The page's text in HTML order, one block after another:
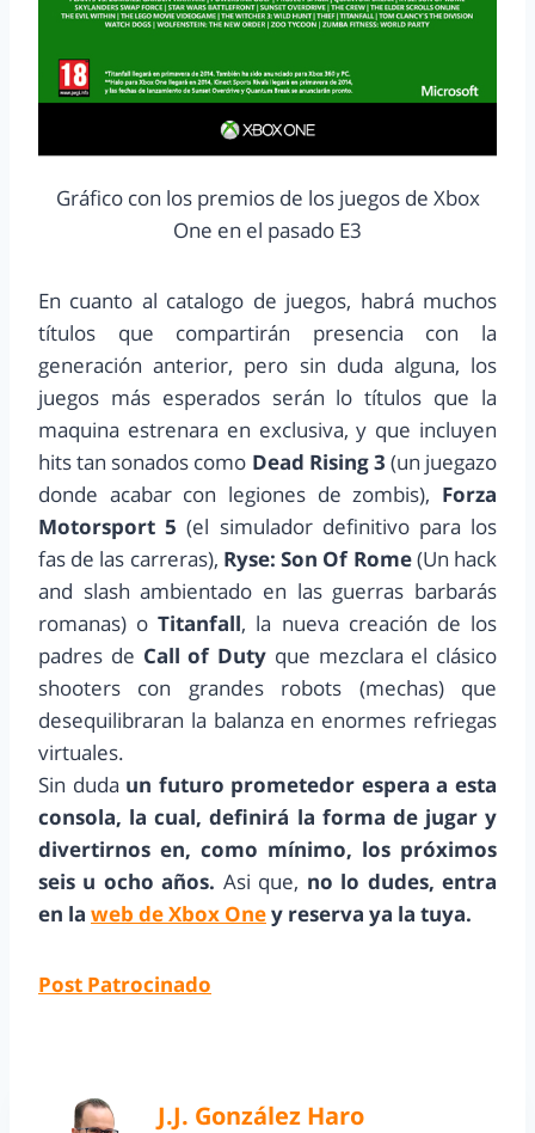
Gráfico con los premios de los juegos de Xbox
One en el pasado E3
En cuanto al catalogo de juegos, habrá muchos
títulos que compartirán presencia con la
generación anterior, pero sin duda alguna, los
juegos más esperados serán lo títulos que la
maquina estrenara en exclusiva, y que incluyen
hits tan sonados como Dead Rising 3 (un juegazo
donde acabar con legiones de zombis), Forza
Motorsport 5 (el simulador definitivo para los
fas de las carreras), Ryse: Son Of Rome(Un hack
and slash ambientado en las guerras barbarás
romanas) oTitanfall, la nueva creación de los
padres de Call of Duty que mezclara el clásico
shooters con grandes robots (mechas) que
desequilibraran la balanza en enormes refriegas
virtuales.
Sin duda un futuro prometedor espera a esta
consola, la cual, definirá la forma de jugar y
divertirnos en, como mínimo, los próximos
seis u ocho años. Asi que, no lo dudes, entra
en la web de Xbox Oney reserva ya la tuya.
Post Patrocinado
J.J. González Haro